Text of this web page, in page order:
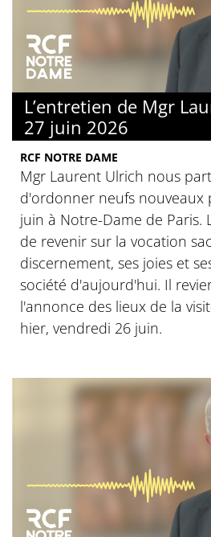
L’entretien de Mgr
27 juin 2026
RCF NOTRE DAME
Mgr Laurent Ulrich nous
d'ordonner neufs nouveaux
juin à Notre-Dame de Paris.
de revenir sur la vocation
discernement, ses joies et
société d'aujourd'hui. Il
l'annonce des lieux de la
hier, vendredi 26 juin.